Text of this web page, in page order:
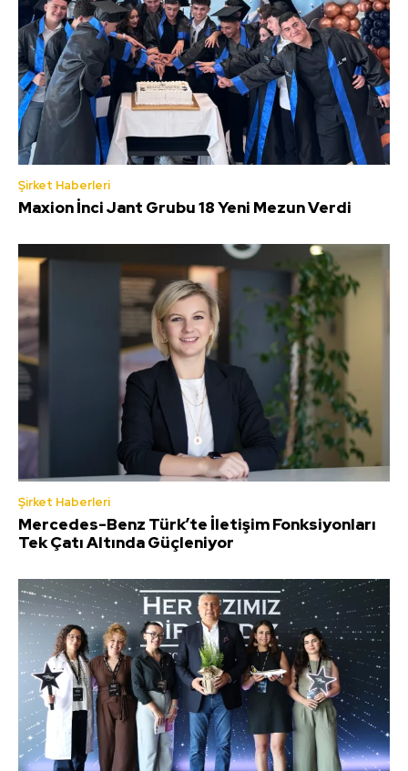
Şirket Haberleri
Maxion İnci Jant Grubu 18 Yeni Mezun Verdi
Şirket Haberleri
Mercedes-Benz Türk’te İletişim Fonksiyonları
Tek Çatı Altında Güçleniyor